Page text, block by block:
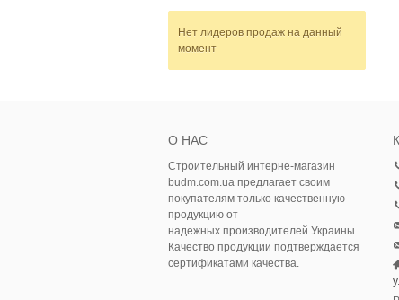
Нет лидеров продаж на данный
момент
О НАС
Строительный интерне-магазин
budm.com.ua предлагает своим
покупателям только качественную
продукцию от
надежных производителей Украины.
Качество продукции подтверждается
сертификатами качества.